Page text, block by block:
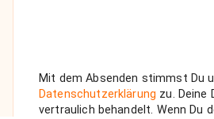
Mit dem Absenden stimmst Du
Datenschutzerklärung zu. Deine
vertraulich behandelt. Wenn Du